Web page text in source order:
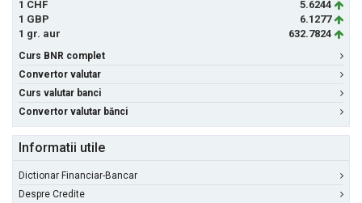
1 CHF
5.6244
1 GBP
6.1277
1 gr. aur
632.7824
Curs BNR complet
Convertor valutar
Curs valutar banci
Convertor valutar bănci
Informatii utile
Dictionar Financiar-Bancar
Despre Credite